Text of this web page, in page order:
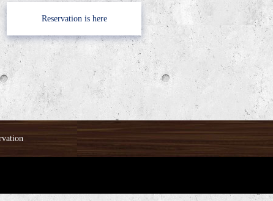
Reservation is here